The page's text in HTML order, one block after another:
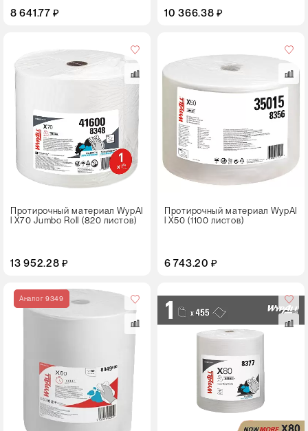
8 641.77 ₽ 10 366.38 ₽
Протирочный материал WypAl
l X70 Jumbo Roll (820 листов)
13 952.28 ₽
Протирочный материал WypAl
l X50 (1100 листов)
6 743.20 ₽
Аналог 9349